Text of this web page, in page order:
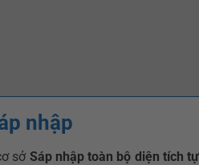
nhập
sở Sáp nhập toàn bộ diện tích